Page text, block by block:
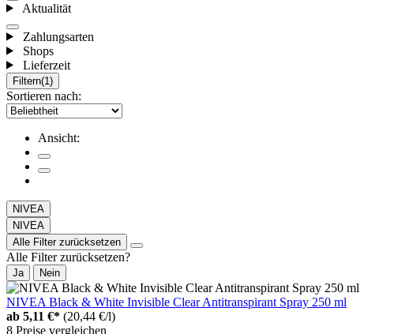
Aktualität
Zahlungsarten
Shops
Lieferzeit
Filtern(1)
Sortieren nach:
Ansicht:
NIVEA
NIVEA
Alle Filter zurücksetzen
Alle Filter zurücksetzen?
Ja Nein
NIVEA Black & White Invisible Clear Antitranspirant Spray 250 ml
ab 5,11 €* (20,44 €/l)
8 Preise vergleichen